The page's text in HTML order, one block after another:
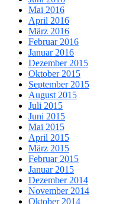
Mai 2016
April 2016
März 2016
Februar 2016
Januar 2016
Dezember 2015
Oktober 2015
September 2015
August 2015
Juli 2015
Juni 2015
Mai 2015
April 2015
März 2015
Februar 2015
Januar 2015
Dezember 2014
November 2014
Oktober 2014